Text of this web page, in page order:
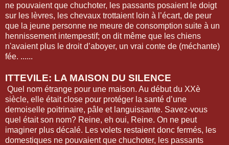
ne pouvaient que chuchoter, les passants posaient le doigt
sur les lèvres, les chevaux trottaient loin à l’écart, de peur
que la jeune personne ne meure de consomption suite à un
hennissement intempestif; on dit même que les chiens
n'avaient plus le droit d’aboyer, un vrai conte de (méchante)
fée. ......
ITTEVILE: LA MAISON DU SILENCE
Quel nom étrange pour une maison. Au début du XXè
siècle, elle était close pour protéger la santé d’une
demoiselle poitrinaire, pâle et languissante. Savez-vous
quel était son nom? Reine, eh oui, Reine. On ne peut
imaginer plus décalé. Les volets restaient donc fermés, les
domestiques ne pouvaient que chuchoter, les passants